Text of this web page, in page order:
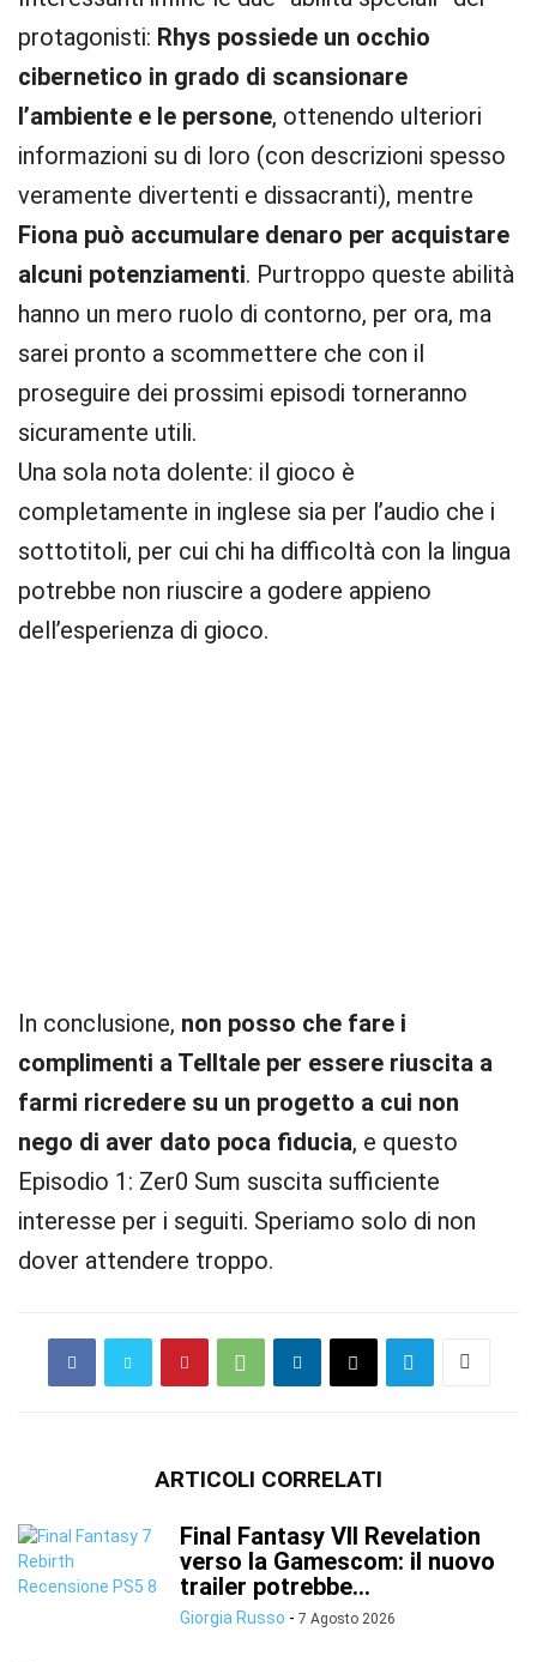
protagonisti: Rhys possiede un occhio
cibernetico in grado di scansionare
l’ambiente e le persone, ottenendo ulteriori
informazioni su di loro (con descrizioni spesso
veramente divertenti e dissacranti), mentre
Fiona può accumulare denaro per acquistare
alcuni potenziamenti. Purtroppo queste abilità
hanno un mero ruolo di contorno, per ora, ma
sarei pronto a scommettere che con il
proseguire dei prossimi episodi torneranno
sicuramente utili.
Una sola nota dolente: il gioco è
completamente in inglese sia per l’audio che i
sottotitoli, per cui chi ha difficoltà con la lingua
potrebbe non riuscire a godere appieno
dell’esperienza di gioco.
In conclusione, non posso che fare i
complimenti a Telltale per essere riuscita a
farmi ricredere su un progetto a cui non
nego di aver dato poca fiducia, e questo
Episodio 1: Zer0 Sum suscita sufficiente
interesse per i seguiti. Speriamo solo di non
dover attendere troppo.
ARTICOLI CORRELATI
Final Fantasy VII Revelation
verso la Gamescom: il nuovo
trailer potrebbe...
Giorgia Russo - 7 Agosto 2026